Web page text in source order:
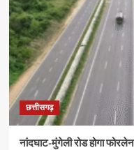
छत्तीसगढ़
नांदघाट-मुंगेली रोड होगा